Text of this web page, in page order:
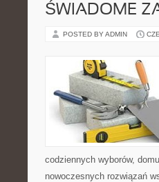
ŚWIADOME
POSTED BY ADMIN
codziennych wyborów,
nowoczesnych rozwiązań